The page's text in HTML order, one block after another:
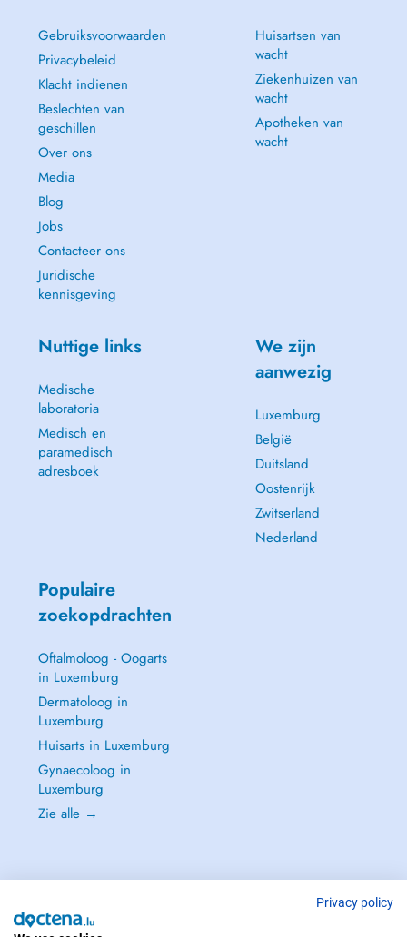
Gebruiksvoorwaarden
Privacybeleid
Klacht indienen
Beslechten van
geschillen
Over ons
Media
Blog
Jobs
Contacteer ons
Juridische
kennisgeving
Huisartsen van
wacht
Ziekenhuizen van
wacht
Apotheken van
wacht
Nuttige links
Medische
laboratoria
Medisch en
paramedisch
adresboek
We zijn
aanwezig
Luxemburg
België
Duitsland
Oostenrijk
Zwitserland
Nederland
Populaire
zoekopdrachten
Oftalmoloog - Oogarts
in Luxemburg
Dermatoloog in
Luxemburg
Huisarts in Luxemburg
Gynaecoloog in
Luxemburg
Zie alle →
NEEM IN GEVAL VAN NOOD CONTACT OP MET : 112Privacy policy